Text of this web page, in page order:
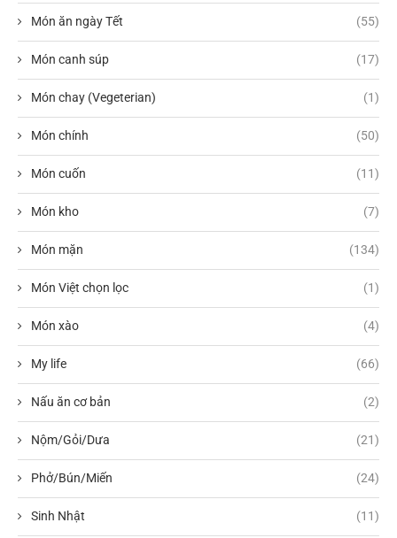
Món ăn ngày Tết (55)
Món canh súp (17)
Món chay (Vegeterian) (1)
Món chính (50)
Món cuốn (11)
Món kho (7)
Món mặn (134)
Món Việt chọn lọc (1)
Món xào (4)
My life (66)
Nấu ăn cơ bản (2)
Nộm/Gỏi/Dưa (21)
Phở/Bún/Miến (24)
Sinh Nhật (11)